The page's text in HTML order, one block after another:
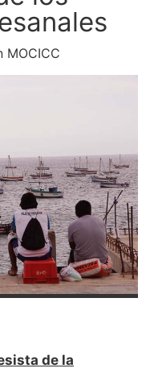
MOCICC
de la